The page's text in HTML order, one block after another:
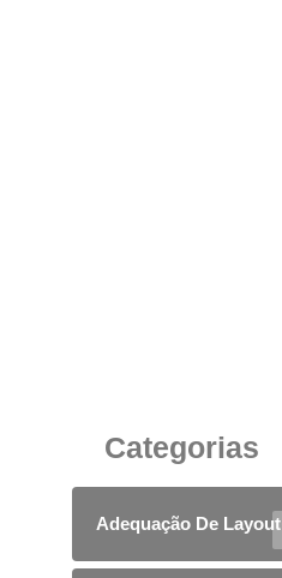
Categorias
Adequação De Layout